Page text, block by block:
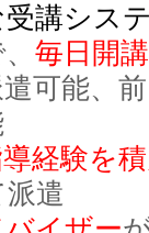
講シス
毎日開
遣可能、
経験を
遣